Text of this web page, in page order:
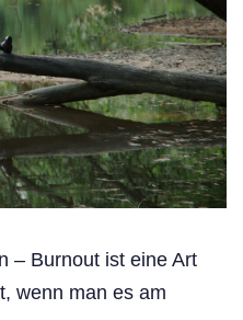
– Burnout ist eine Art
wenn man es am